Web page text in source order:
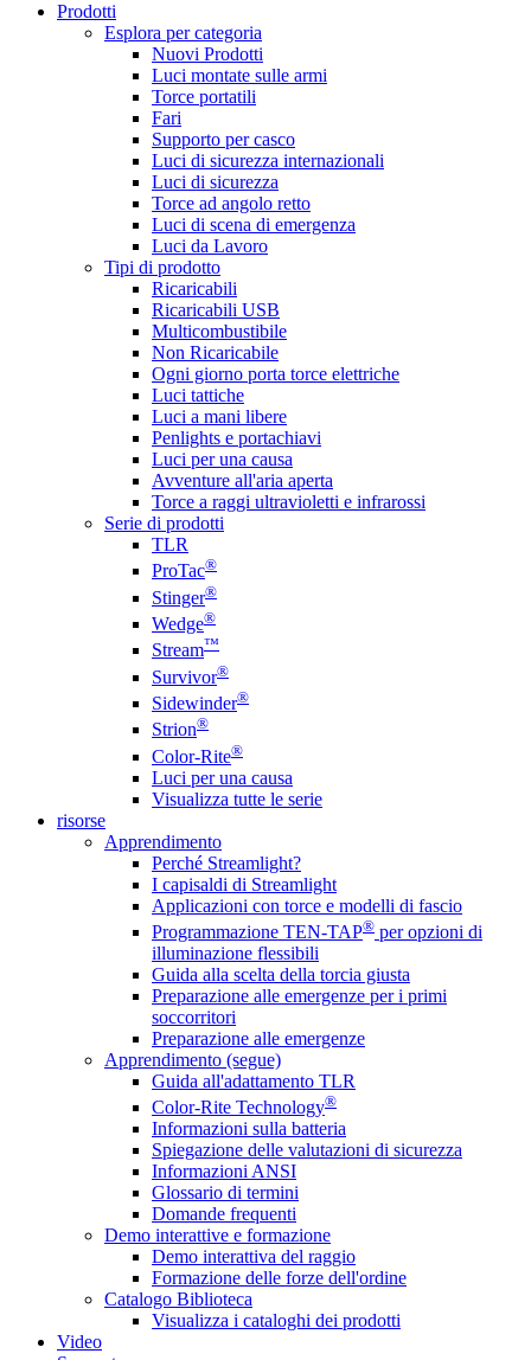
Prodotti
Esplora per categoria
Nuovi Prodotti
Luci montate sulle armi
Torce portatili
Fari
Supporto per casco
Luci di sicurezza internazionali
Luci di sicurezza
Torce ad angolo retto
Luci di scena di emergenza
Luci da Lavoro
Tipi di prodotto
Ricaricabili
Ricaricabili USB
Multicombustibile
Non Ricaricabile
Ogni giorno porta torce elettriche
Luci tattiche
Luci a mani libere
Penlights e portachiavi
Luci per una causa
Avventure all'aria aperta
Torce a raggi ultravioletti e infrarossi
Serie di prodotti
TLR
ProTac®
Stinger®
Wedge®
Stream™
Survivor®
Sidewinder®
Strion®
Color-Rite®
Luci per una causa
Visualizza tutte le serie
risorse
Apprendimento
Perché Streamlight?
I capisaldi di Streamlight
Applicazioni con torce e modelli di fascio
Programmazione TEN-TAP® per opzioni di
illuminazione flessibili
Guida alla scelta della torcia giusta
Preparazione alle emergenze per i primi
soccorritori
Preparazione alle emergenze
Apprendimento (segue)
Guida all'adattamento TLR
Color-Rite Technology®
Informazioni sulla batteria
Spiegazione delle valutazioni di sicurezza
Informazioni ANSI
Glossario di termini
Domande frequenti
Demo interattive e formazione
Demo interattiva del raggio
Formazione delle forze dell'ordine
Catalogo Biblioteca
Visualizza i cataloghi dei prodotti
Video